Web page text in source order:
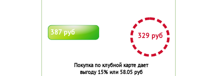
387 руб 329 руб
Покупка по клубной карте дает
выгоду 15% или 58.05 руб